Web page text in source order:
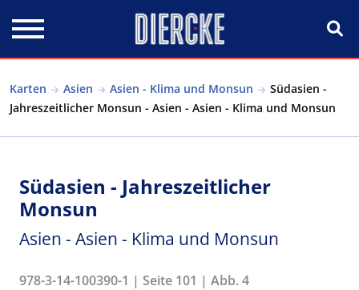
Karten Asien Asien - Klima und Monsun
Südasien -
Jahreszeitlicher Monsun - Asien - Asien - Klima und Monsun
Südasien - Jahreszeitlicher
Monsun
Asien - Asien - Klima und Monsun
978-3-14-100390-1 | Seite 101 | Abb. 4